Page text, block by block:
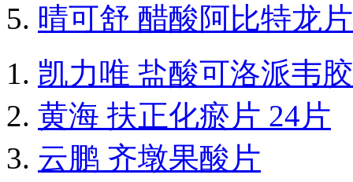
晴可舒 醋酸阿比特龙片
凯力唯 盐酸可洛派韦
黄海 扶正化瘀片 24片
云鹏 齐墩果酸片